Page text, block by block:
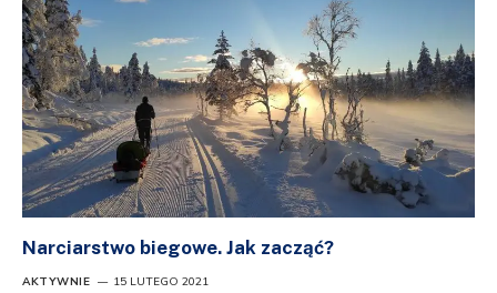
Narciarstwo biegowe. Jak zacząć?
AKTYWNIE 15 LUTEGO 2021